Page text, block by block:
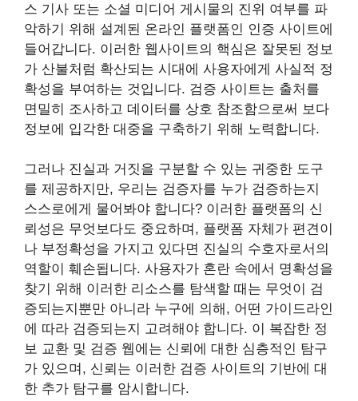
스 기사 또는 소셜 미디어 게시물의 진위 여부를 파
악하기 위해 설계된 온라인 플랫폼인 인증 사이트에
들어갑니다. 이러한 웹사이트의 핵심은 잘못된 정보
가 산불처럼 확산되는 시대에 사용자에게 사실적 정
확성을 부여하는 것입니다. 검증 사이트는 출처를
면밀히 조사하고 데이터를 상호 참조함으로써 보다
정보에 입각한 대중을 구축하기 위해 노력합니다.
그러나 진실과 거짓을 구분할 수 있는 귀중한 도구
를 제공하지만, 우리는 검증자를 누가 검증하는지
스스로에게 물어봐야 합니다? 이러한 플랫폼의 신
뢰성은 무엇보다도 중요하며, 플랫폼 자체가 편견이
나 부정확성을 가지고 있다면 진실의 수호자로서의
역할이 훼손됩니다. 사용자가 혼란 속에서 명확성을
찾기 위해 이러한 리소스를 탐색할 때는 무엇이 검
증되는지뿐만 아니라 누구에 의해, 어떤 가이드라인
에 따라 검증되는지 고려해야 합니다. 이 복잡한 정
보 교환 및 검증 웹에는 신뢰에 대한 심층적인 탐구
가 있으며, 신뢰는 이러한 검증 사이트의 기반에 대
한 추가 탐구를 암시합니다.